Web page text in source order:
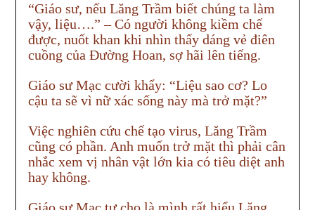
“Giáo sư, nếu Lăng Trầm biết chúng ta làm
vậy, liệu….” – Có người không kiềm chế
được, nuốt khan khi nhìn thấy dáng vẻ điên
cuồng của Đường Hoan, sợ hãi lên tiếng.
Giáo sư Mạc cười khẩy: “Liệu sao cơ? Lo
cậu ta sẽ vì nữ xác sống này mà trở mặt?”
Việc nghiên cứu chế tạo virus, Lăng Trầm
cũng có phần. Anh muốn trở mặt thì phải cân
nhắc xem vị nhân vật lớn kia có tiêu diệt anh
hay không.